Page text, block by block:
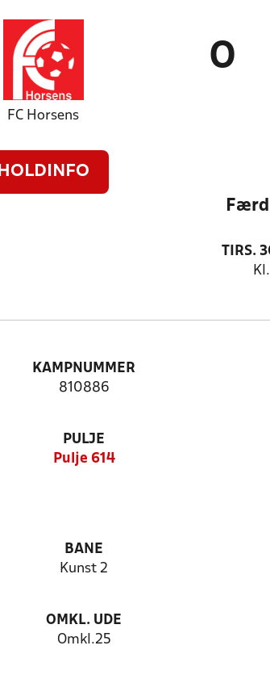
FC Horsens
HOLDINFO
0
TIRS.
KAMPNUMMER
810886
PULJE
Pulje 614
BANE
Kunst 2
OMKL. UDE
Omkl.25